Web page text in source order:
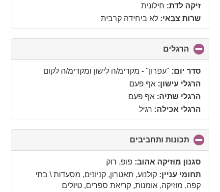
זיקה לדת: חילונית
שרות צבאי: לא ביחידה קרבית
הרגלים
to
collapse
סדר יום: "עפרון" - מקדימ/ה לישון ומקדימ/ה לקום
הרגלי עישון: אף פעם
הרגלי שתיה: אף פעם
הרגלי אכילה: רגיל
תכונות ותחביבים
to
collapse
סגנון מוזיקה אהוב: פופ, רוק
תחומי עניין: קולנוע, תאטרון, קניונים, מסעדות \ בתי
קפה, מוזיקה, אומנות, קריאת ספרים, טיולים